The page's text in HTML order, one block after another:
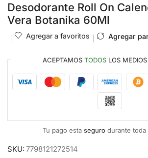
Desodorante Roll On
Vera Botanika 60Ml
Agregar a favoritos Agregar
ACEPTAMOS TODOS LOS
Tu pago esta segurodurante toda
SKU: 7798121272514